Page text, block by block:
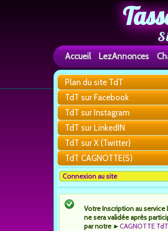
Accueil LezAnnonces
Plan du site TdT
TdT sur Facebook
TdT sur Instagram
TdT sur LinkedIN
TdT sur X (Twitter)
TdT CAGNOTTE(S)
Connexion au site
Votre Inscription au service
ne sera validée après
par notre ►CAGNOTTE TdT